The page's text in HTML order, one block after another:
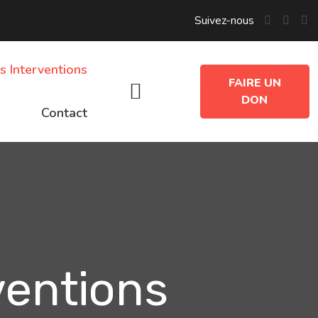
Suivez-nous
Interventions
Contact
FAIRE UN
DON